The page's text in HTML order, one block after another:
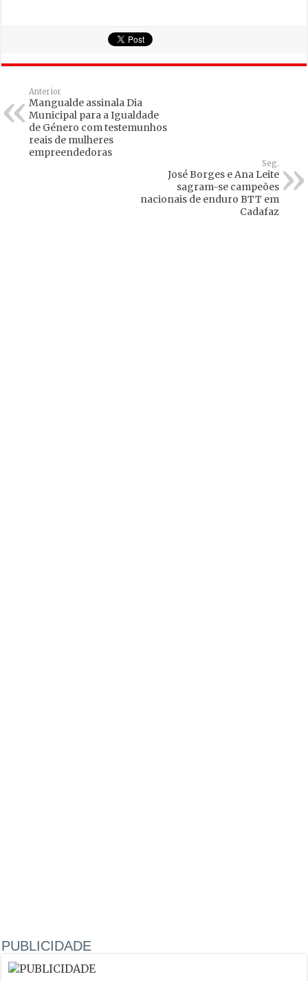
Anterior
Mangualde assinala Dia
Municipal para a Igualdade
de Género com testemunhos
reais de mulheres
empreendedoras
Seg.
José Borges e Ana Leite
sagram-se campeões
nacionais de enduro BTT em
Cadafaz
PUBLICIDADE